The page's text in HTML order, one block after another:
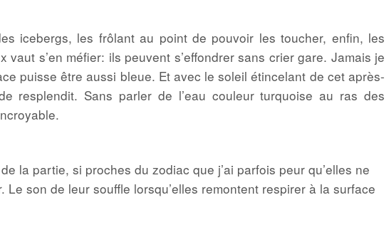
icebergs, les frôlant au point de pouvoir les toucher, enfin, les
vaut s’en méfier: ils peuvent s’effondrer sans crier gare. Jamais je
puisse être aussi bleue. Et avec le soleil étincelant de cet après-
resplendit. Sans parler de l’eau couleur turquoise au ras des
la partie, si proches du zodiac que j’ai parfois peur qu’elles ne
Le son de leur souffle lorsqu’elles remontent respirer à la surface